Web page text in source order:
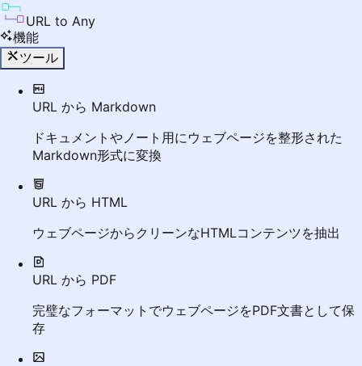
URL to Any
機能
ツール
URL から Markdown
ドキュメントやノート用にウェブページを整形された
Markdown形式に変換
URL から HTML
ウェブページからクリーンなHTMLコンテンツを抽出
URL から PDF
完璧なフォーマットでウェブページをPDF文書として保
存